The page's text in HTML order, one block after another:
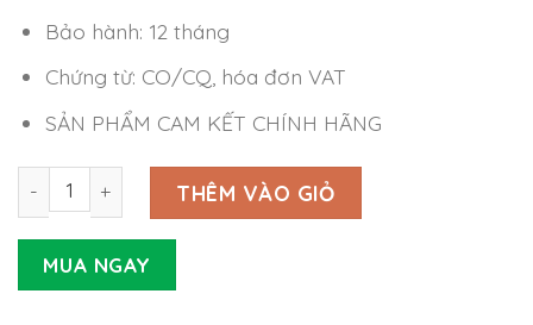
Bảo hành: 12 tháng
Chứng từ: CO/CQ, hóa đơn VAT
SẢN PHẨM CAM KẾT CHÍNH HÃNG
Nguồn LED Driver Meanwell HBG-240P-48 (240W 48V
THÊM VÀO GIỎ
MUA NGAY